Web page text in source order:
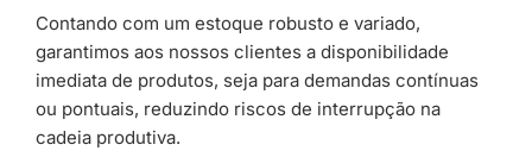
Contando com um estoque robusto e variado,
garantimos aos nossos clientes a disponibilidade
imediata de produtos, seja para demandas contínuas
ou pontuais, reduzindo riscos de interrupção na
cadeia produtiva.